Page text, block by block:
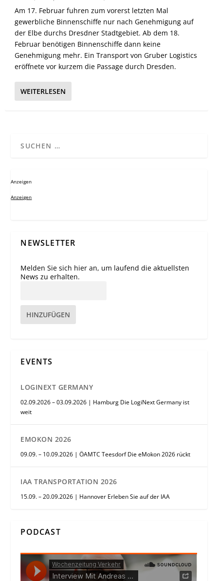
Am 17. Februar fuhren zum vorerst letzten Mal
gewerbliche Binnenschiffe nur nach Genehmigung auf
der Elbe durchs Dresdner Stadtgebiet. Ab dem 18.
Februar benötigen Binnenschiffe dann keine
Genehmigung mehr. Ein Transport von Gruber Logistics
eröffnete vor kurzem die Passage durch Dresden.
WEITERLESEN
Anzeigen
Anzeigen
NEWSLETTER
Melden Sie sich hier an, um laufend die aktuellsten
News zu erhalten.
HINZUFÜGEN
EVENTS
LOGINEXT GERMANY
02.09.2026 – 03.09.2026 | Hamburg Die LogiNext Germany ist
weit
EMOKON 2026
09.09. – 10.09.2026 | ÖAMTC Teesdorf Die eMokon 2026 rückt
IAA TRANSPORTATION 2026
15.09. – 20.09.2026 | Hannover Erleben Sie auf der IAA
PODCAST